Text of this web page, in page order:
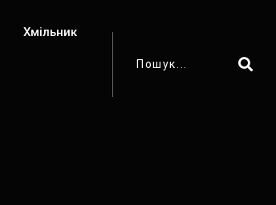
Хмільник